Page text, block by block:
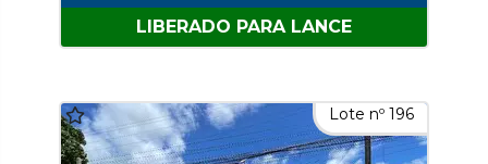
LIBERADO PARA LANCE
Lote nº 196